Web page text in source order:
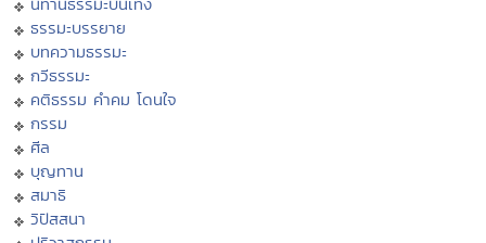
ธรรมะบรรยาย
บทความธรรมะ
กวีธรรมะ
คติธรรม คำคม โดนใจ
กรรม
ศีล
บุญทาน
สมาธิ
วิปัสสนา